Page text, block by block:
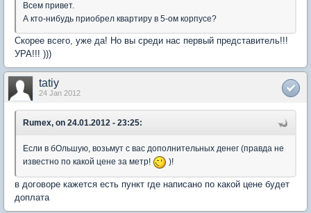
Всем привет.
А кто-нибудь приобрел квартиру в 5-ом корпусе?
Скорее всего, уже да! Но вы среди нас первый представитель!!!
УРА!!! )))
tatiy
24 Jan 2012
Rumex, on 24.01.2012 - 23:25:
Если в бОльшую, возьмут с вас дополнительных денег (правда не
известно по какой цене за метр!
)!
в договоре кажется есть пункт где написано по какой цене будет
доплата